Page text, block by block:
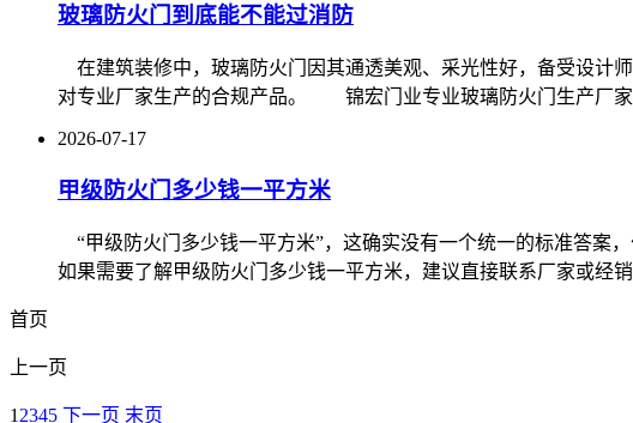
玻璃防火门到底能不能过消防
在建筑装修中，玻璃防火门因其通透美观、采光性好，备受设
对专业厂家生产的合规产品。 锦宏门业专业玻璃防火门生产厂家
2026-07-17
甲级防火门多少钱一平方米
“甲级防火门多少钱一平方米”，这确实没有一个统一的标准答案
如果需要了解甲级防火门多少钱一平方米，建议直接联系厂家或经
首页
上一页
1 2345 下一页 末页